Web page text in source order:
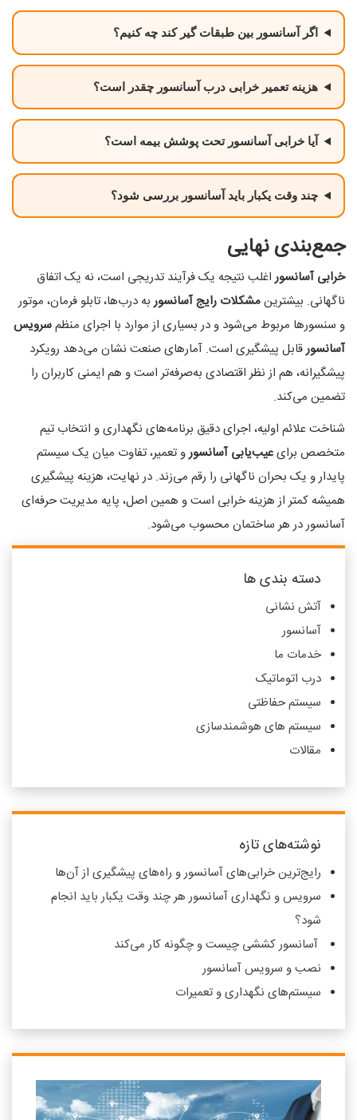
اگر آسانسور بین طبقات گیر کند چه کنیم؟
هزینه تعمیر خرابی درب آسانسور چقدر است؟
آیا خرابی آسانسور تحت پوشش بیمه است؟
چند وقت یکبار باید آسانسور بررسی شود؟
جمع‌بندی نهایی
خرابی آسانسوراغلب نتیجه یک فرآیند تدریجی است، نه یک اتفاق
ناگهانی. بیشترینمشکلات رایج آسانسوربه درب‌ها، تابلو فرمان، موتور
و سنسورها مربوط می‌شود و در بسیاری از موارد با اجرای منظمسرویس
آسانسورقابل پیشگیری است. آمارهای صنعت نشان می‌دهد رویکرد
پیشگیرانه، هم از نظر اقتصادی به‌صرفه‌تر است و هم ایمنی کاربران را
تضمین می‌کند.
شناخت علائم اولیه، اجرای دقیق برنامه‌های نگهداری و انتخاب تیم
متخصص برایعیب‌یابی آسانسورو تعمیر، تفاوت میان یک سیستم
پایدار و یک بحران ناگهانی را رقم می‌زند. در نهایت، هزینه پیشگیری
همیشه کمتر از هزینه خرابی است و همین اصل، پایه مدیریت حرفه‌ای
آسانسور در هر ساختمان محسوب می‌شود.
دسته بندی ها
آتش نشانی
آسانسور
خدمات ما
درب اتوماتیک
سیستم حفاظتی
سیستم های هوشمندسازی
مقالات
نوشته‌های تازه
رایج‌ترین خرابی‌های آسانسور و راه‌های پیشگیری از آن‌ها
سرویس و نگهداری آسانسور هر چند وقت یکبار باید انجام
شود؟
آسانسور کششی چیست و چگونه کار می‌کند
نصب و سرویس آسانسور
سیستم‌های نگهداری و تعمیرات